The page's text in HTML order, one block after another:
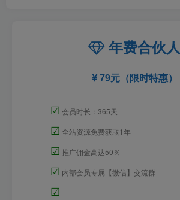
年费合伙人
79元（限时特惠）
☑ 会员时长：365天
☑ 全站资源免费获取1年
☑ 推广佣金高达50％
☑ 内部会员专属【微信】交流群
☑ =====================